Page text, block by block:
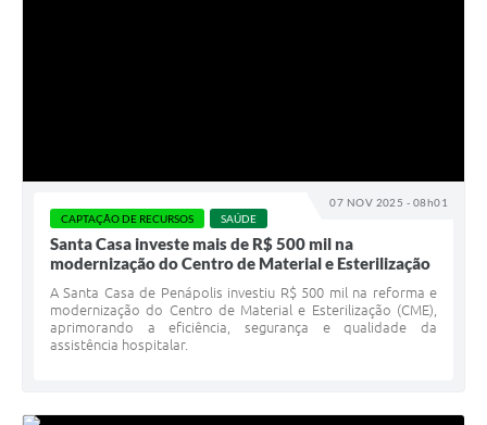
Enquete
Ouvidoria
Links
Telefones Úteis
07 NOV 2025 - 08h01
CAPTAÇÃO DE RECURSOS SAÚDE
Santa Casa investe mais de R$ 500 mil na
modernização do Centro de Material e Esterilização
A Santa Casa de Penápolis investiu R$ 500 mil na reforma e
modernização do Centro de Material e Esterilização (CME),
aprimorando a eficiência, segurança e qualidade da
assistência hospitalar.